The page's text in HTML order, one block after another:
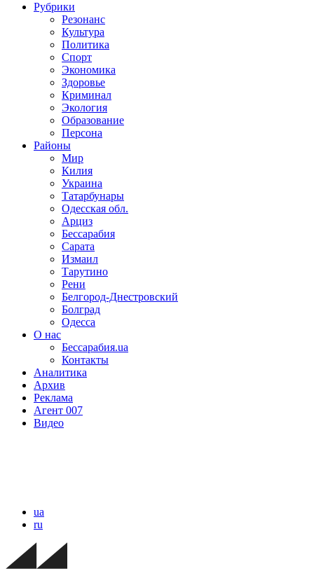
Рубрики
Резонанс
Культура
Политика
Спорт
Экономика
Здоровье
Криминал
Экология
Образование
Персона
Районы
Мир
Килия
Украина
Татарбунары
Одесская обл.
Арциз
Бессарабия
Сарата
Измаил
Тарутино
Рени
Белгород-Днестровский
Болград
Одесса
О нас
Бессарабия.ua
Контакты
Аналитика
Архив
Реклама
Агент 007
Видео
ua
ru